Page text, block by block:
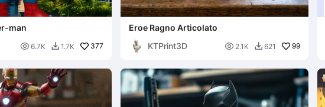
man
 6.7K  1.7K 377
Eroe Ragno Articolato
KTPrint3D
 2.1K  621 99